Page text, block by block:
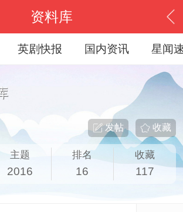
资料库
英剧快报 国内资讯 星闻
收藏
发帖
主题
2016
排名
16
收藏
117